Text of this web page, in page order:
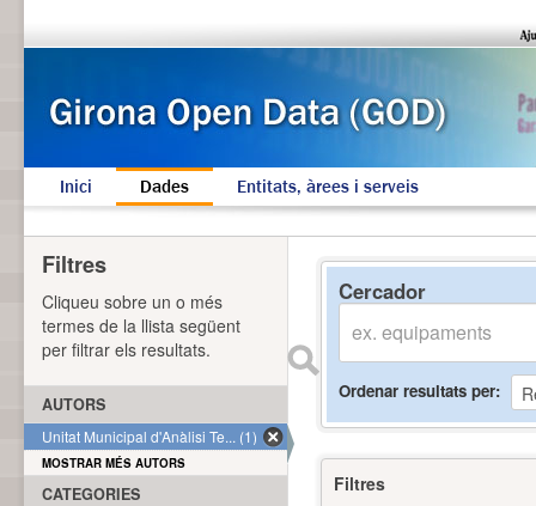
Inici Dades Entitats, àrees i serveis
Cercador
Ordenar resultats per
Filtres
Filtres
Cliqueu sobre un o més
termes de la llista següent
per filtrar els resultats.
AUTORS
Unitat Municipal d'Anàlisi Te... (1)
MOSTRAR MÉS AUTORS
CATEGORIES